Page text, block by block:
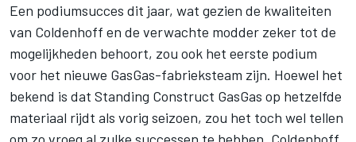
Een podiumsucces dit jaar, wat gezien de kwaliteiten
van Coldenhoff en de verwachte modder zeker tot de
mogelijkheden behoort, zou ook het eerste podium
voor het nieuwe GasGas-fabrieksteam zijn. Hoewel het
bekend is dat Standing Construct GasGas op hetzelfde
materiaal rijdt als vorig seizoen, zou het toch wel tellen